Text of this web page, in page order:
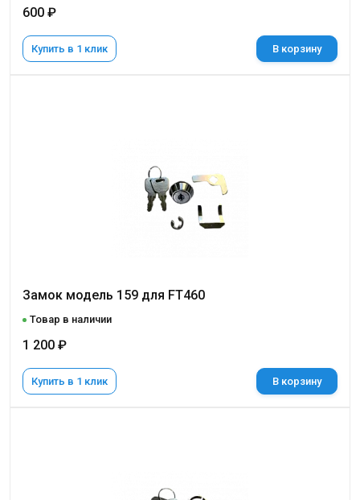
600 ₽
Купить в 1 клик В корзину
Замок модель 159 для FT460
Товар в наличии
1 200 ₽
Купить в 1 клик В корзину